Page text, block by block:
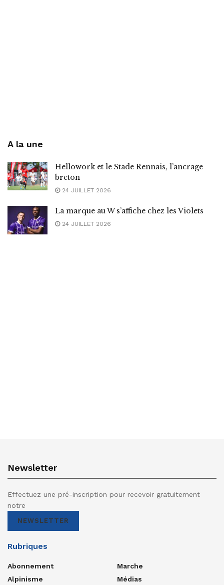
A la une
Hellowork et le Stade Rennais, l’ancrage
breton
24 JUILLET 2026
La marque au W s’affiche chez les Violets
24 JUILLET 2026
Newsletter
Effectuez une pré-inscription pour recevoir gratuitement
notre
NEWSLETTER
Rubriques
Abonnement
Alpinisme
Marche
Médias